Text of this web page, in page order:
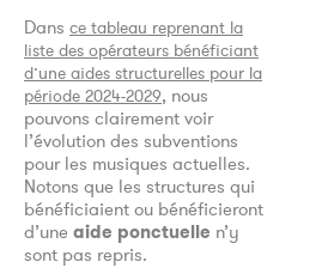
Dans ce tableau reprenant la
liste des opérateurs bénéficiant
d’une aides structurelles pour la
période 2024-2029, nous
pouvons clairement voir
l’évolution des subventions
pour les musiques actuelles.
Notons que les structures qui
bénéficiaient ou bénéficieront
d’une aide ponctuelle n’y
sont pas repris.